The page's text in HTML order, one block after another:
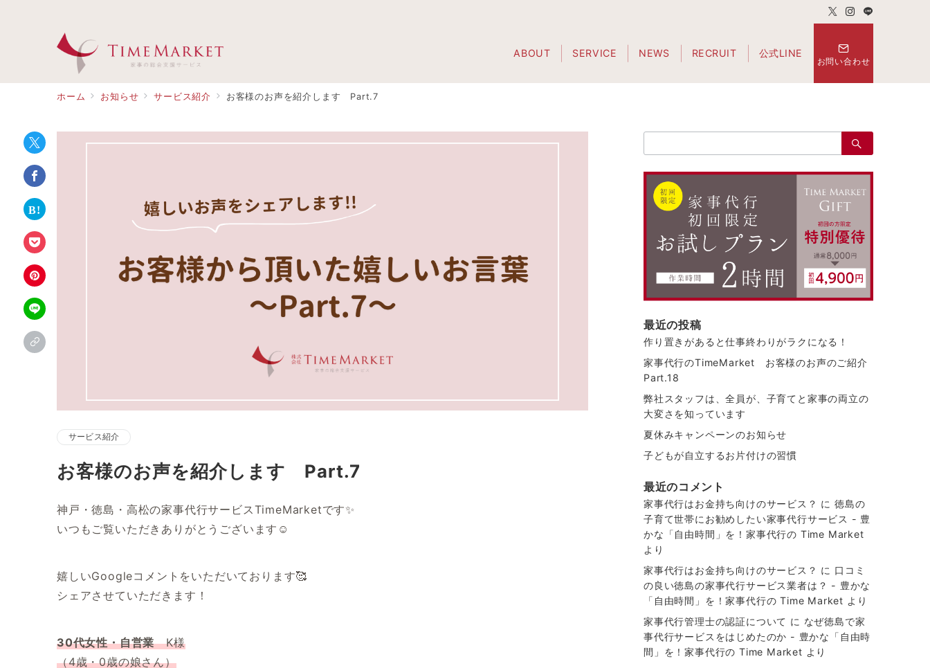
ABOUT SERVICE NEWS RECRUIT 公式LINE
お問い合わせ
ホーム お知らせ サービス紹介 お客様のお声を紹介します Part.7
サービス紹介
お客様のお声を紹介します Part.7
神戸・徳島・高松の家事代行サービスTimeMarketです✨
いつもご覧いただきありがとうございます☺
嬉しいGoogleコメントをいただいております🥰
シェアさせていただきます！
30代女性・自営業K様
（4歳・0歳の娘さん）
索：
最近の投稿
作り置きがあると仕事終わりがラクになる！
家事代行のTimeMarket お客様のお声のご紹介
Part.18
弊社スタッフは、全員が、子育てと家事の両立の
大変さを知っています
夏休みキャンペーンのお知らせ
子どもが自立するお片付けの習慣
最近のコメント
家事代行はお金持ち向けのサービス？ に徳島の
子育て世帯にお勧めしたい家事代行サービス - 豊
かな「自由時間」を！家事代行の Time Market
より
家事代行はお金持ち向けのサービス？ に 口コミ
の良い徳島の家事代行サービス業者は？ - 豊かな
「自由時間」を！家事代行の Time Market より
家事代行管理士の認証について に なぜ徳島で家
事代行サービスをはじめたのか - 豊かな「自由時
間」を！家事代行の Time Market より